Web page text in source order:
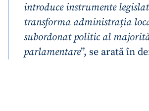
introduce instrumente
transforma administrația
subordonat politic al
parlamentare”, se arată în